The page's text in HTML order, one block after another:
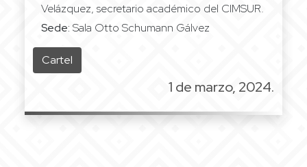
Velázquez, secretario académico del CIMSUR.
Sede: Sala Otto Schumann Gálvez
Cartel
1 de marzo, 2024.